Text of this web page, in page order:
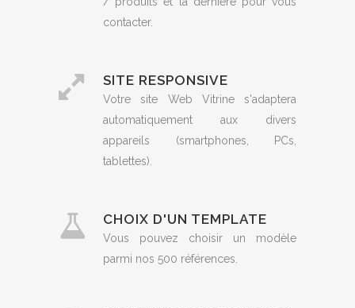
contacter.
SITE RESPONSIVE
Votre site Web Vitrine s'adaptera
automatiquement aux divers
appareils (smartphones, PCs,
tablettes).
CHOIX D'UN TEMPLATE
Vous pouvez choisir un modèle
parmi nos 500 références.